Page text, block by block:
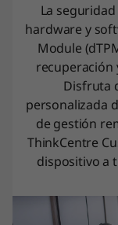
La
hardware y
Module
recuperación
Disfruta
personalizada
de gestión
ThinkCentre
dispositivo a